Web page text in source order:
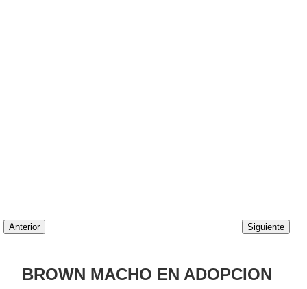
Anterior Siguiente
BROWN MACHO EN ADOPCION